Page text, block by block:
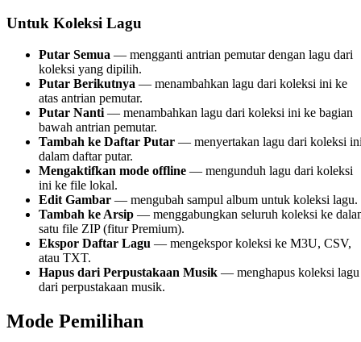
Untuk Koleksi Lagu
Putar Semua — mengganti antrian pemutar dengan lagu dari
koleksi yang dipilih.
Putar Berikutnya — menambahkan lagu dari koleksi ini ke
atas antrian pemutar.
Putar Nanti — menambahkan lagu dari koleksi ini ke bagian
bawah antrian pemutar.
Tambah ke Daftar Putar — menyertakan lagu dari koleksi
dalam daftar putar.
Mengaktifkan mode offline — mengunduh lagu dari koleksi
ini ke file lokal.
Edit Gambar — mengubah sampul album untuk koleksi lagu.
Tambah ke Arsip — menggabungkan seluruh koleksi ke
satu file ZIP (fitur Premium).
Ekspor Daftar Lagu — mengekspor koleksi ke M3U, CSV,
atau TXT.
Hapus dari Perpustakaan Musik — menghapus koleksi lagu
dari perpustakaan musik.
Mode Pemilihan